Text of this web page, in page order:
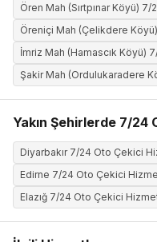
Ören Mah (Sırtpınar Köyü)
Öreniçi Mah (Çelikdere
İmriz Mah (Hamascık Köyü)
Şakir Mah (Ordulukaradere
Yakın Şehirlerde 7/24
Diyarbakır 7/24 Oto Çekici
Edirne 7/24 Oto Çekici
Elazığ 7/24 Oto Çekici